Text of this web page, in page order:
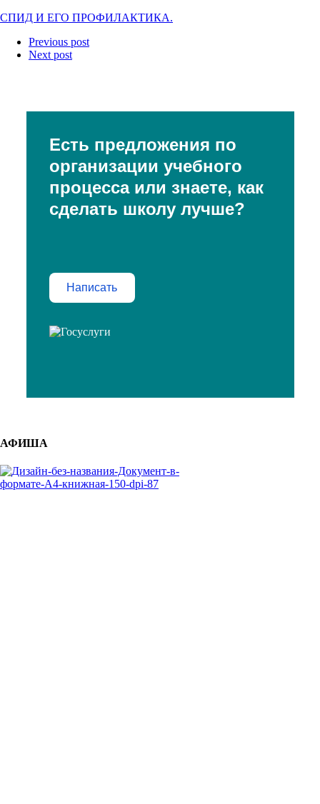
СПИД И ЕГО ПРОФИЛАКТИКА.
Previous post
Next post
Есть предложения по
организации учебного
процесса или знаете, как
сделать школу лучше?
Написать
АФИША